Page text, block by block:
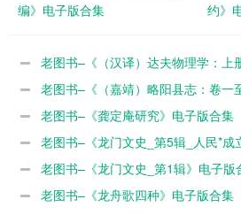
编》电子版合集
约》
老图书–《（汉译）达夫物理学：上
老图书–《（嘉靖）略阳县志：卷一
老图书–《龚定庵研究》电子版合集
老图书–《龙门文史_第5辑_人民*成
1989》电子版合集
老图书–《龙门文史_第1辑》电子版
老图书–《龙舟歌四种》电子版合集